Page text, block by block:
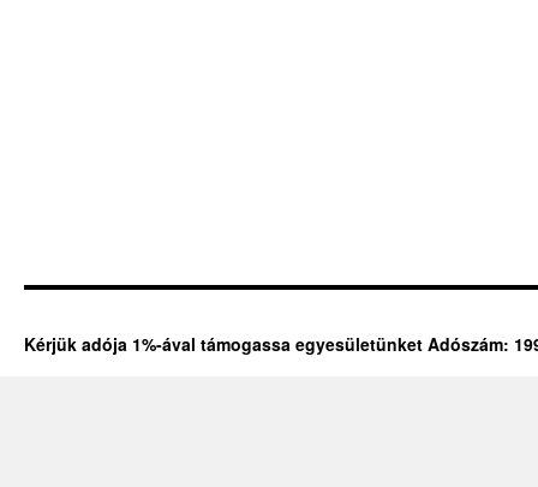
Kérjük adója 1%-ával támogassa egyesületünket Adószám: